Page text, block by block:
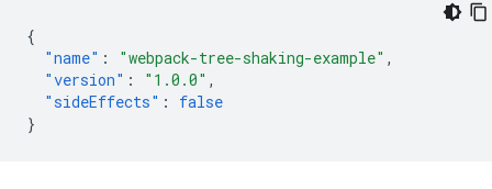
{
"name" : "webpack-tree-shaking-example" ,
"version" : "1.0.0" ,
"sideEffects" :
false
}